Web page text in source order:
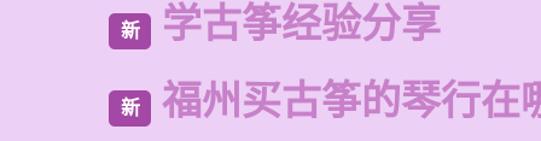
新 学古筝经验分享
新 福州买古筝的琴行在